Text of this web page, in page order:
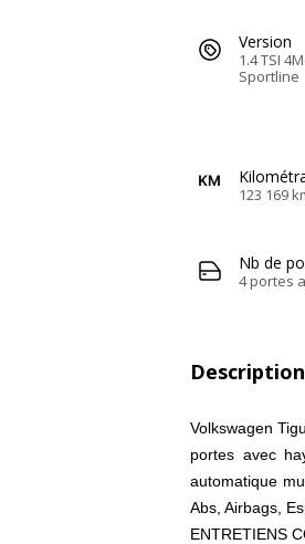
Version
1.4 TSI
Sportline
123 169
Nb de
4 portes
Volkswagen
portes avec
automatique
Abs, Airbags,
ENTRETIENS